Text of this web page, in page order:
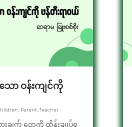
ော ဝန်းကျင်ကို
, Parent, Teacher
းချက် တွေကို ထိန်းချုပ်ရ